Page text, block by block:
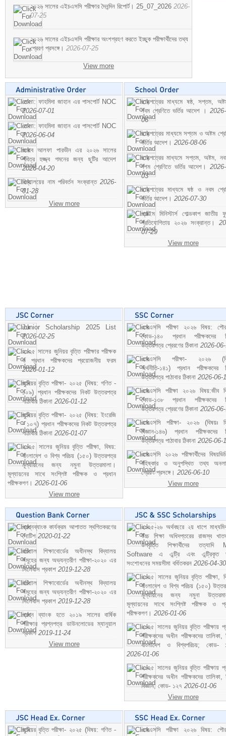
২০২৬ সালের এইচএসসি পরীক্ষার দৈনন্দিন রিপোর্ট। 25_07_2026 2026-
07-25
২০২৬ সালের এইচএসসি পরীক্ষার অংশগ্রহণ করতে ইচ্ছুক পরীক্ষার্থীদের তথ্য
প্রেরণ প্রসঙ্গে। 2026-07-25
View more
মোসা: ফাহমিদা জাহান এর পাসপোর্ট NOC
2026-07-01
মোসা: ফাহমিদা জাহান এর পাসপোর্ট NOC
2026-06-04
জনাব আলফা পারভীন এর ২০২৬ সালের
পবিত্র হজ্জ্ব গমনের জন্য ছুটির আদেশ
2026-04-20
বিদ্যালয়ের নাম পরিবর্তন সংক্রান্ত 2026-
01-28
View more
ছাড়পত্রের মাধ্যমে ষষ্ঠ, সপ্তম,
নবম শ্রেণিতে ভর্তির আদেশ ।
06
ছাড়পত্রের মাধ্যমে সপ্তম ও অষ্টম
ভর্তির আদেশ। 2026-08-06
ছাড়পত্রের মাধ্যমে সপ্তম, অষ্টম,
দশম শ্রেণিতে ভর্তির আদেশ।
03
ছাড়পত্রের মাধ্যমে ষষ্ঠ ও নবম
ভর্তির আদেশ। 2026-07-30
প্রাইম মিনিস্টার্স গোল্ডকাপ জাতীয়
প্রতিযোগিতায় ২০২৬ সংক্রান্ত।
07-29
View more
Junior Scholarship 2025 List
2026-02-25
২০২৫ সালের জুনিয়র বৃত্তি পরীক্ষার পরীক্ষক
ও প্রধান পরীক্ষকদের প্রয়োজনীয় ফরম
2026-01-12
জুনিয়র বৃত্তি পরীক্ষা- ২০২৫ (বিষয়: গণিত -
১০৯) প্রধান পরীক্ষকদের নিকট উত্তরপত্র
পাঠাবার ঠিকানা 2026-01-12
জুনিয়র বৃত্তি পরীক্ষা- ২০২৫ (বিষয়: ইংরেজি
- ১০৭) প্রধান পরীক্ষকদের নিকট উত্তরপত্র
পাঠাবার ঠিকানা 2026-01-07
২০২৫ সালের জুনিয়র বৃত্তি পরীক্ষা, বিষয়:
বাংলাদেশ ও বিশ্ব পরিচয় (১৫০) উত্তরপত্র
মূল্যায়নের জন্য নমুনা উত্তরমালা।
মূল্যায়নের সাথে সংশ্লিষ্ট পরীক্ষক ও প্রধান
পরীক্ষকগণ। 2026-01-06
View more
এসএসসি পরীক্ষা ২০২৬ বিষয়:
কোড-১৪০ প্রধান পরীক্ষকদের
উত্তরপত্র প্রেরণের ঠিকানা 2026-
এসএসসি পরীক্ষা- ২০২৬
অর্থনীতি-১৪১) প্রধান পরীক্ষকদের
উত্তরপত্র পাঠাবার ঠিকানা 2026-06-
এসএসসি পরীক্ষা ২০২৬ বিষয়:জীব
কোড-১৩৮ প্রধান পরীক্ষকদের
উত্তরপত্র প্রেরণের ঠিকানা 2026-
এসএসসি পরীক্ষা- ২০২৬ (বিষয়ঃ
বিজ্ঞান-১৪৬) প্রধান পরীক্ষকদের
উত্তরপত্র পাঠাবার ঠিকানা 2026-06-
এসএসসি ২০২৬ পরীক্ষার্থীদের
বহিষ্কার ও অনুপস্থিত তথ্য
প্রেরণ প্রসঙ্গে। 2026-06-10
View more
প্রশ্নব্যাংক কার্যক্রম আপাতত স্থগিতকরণের
নোটিশ 2020-01-22
বরিশাল শিক্ষাবোর্ডের অধীনস্থ বিদ্যালয়
সমূহের জন্য অভ্যন্তরীণ পরীক্ষা-২০২০ এর
সিলেবাস প্রকাশ 2019-12-28
বরিশাল শিক্ষাবোর্ডের অধীনস্থ বিদ্যালয়
সমূহের জন্য অভ্যন্তরীণ পরীক্ষা-২০২০ এর
সিলেবাস প্রকাশ 2019-12-28
প্রশ্ন ব্যাংক হতে ২০১৯ সালের বার্ষিক
পরীক্ষার প্রশ্নপত্র ডাউনলোডের ম্যানুয়াল
প্রকাশ 2019-11-24
View more
২০২৫-২৬ অর্থবছরে ২য় ধাপে
উচ্চ শিক্ষা অধিদপ্তরের রাজস্ব
উপবৃত্তি শিক্ষার্থীদের তত্যাদি
Software এ এন্ট্রি এবং এন্ট্রিকৃত
সংশোধনের সময়সীমা বর্ধিতকরন 2026-04-30
২০২৫ সালের জুনিয়র বৃত্তি পরীক্ষা,
বাংলাদেশ ও বিশ্ব পরিচয় (১৫০)
মূল্যায়নের জন্য নমুনা
মূল্যায়নের সাথে সংশ্লিষ্ট পরীক্ষক ও
পরীক্ষকগণ। 2026-01-06
২০২৫ সালের জুনিয়র বৃত্তি পরীক্ষায়
পরীক্ষকদের অধীন পরীক্ষকদের তালিকা,
বাংলাদেশ ও বিশ্বপরিচয়; কোড-
2026-01-06
২০২৫ সালের জুনিয়র বৃত্তি পরীক্ষায়
পরীক্ষকদের অধীন পরীক্ষকদের তালিকা,
বিজ্ঞান; কোড- ১২৭ 2026-01-06
View more
জুনিয়র বৃত্তি পরীক্ষা- ২০২৫ (বিষয়: গণিত -
এসএসসি পরীক্ষা ২০২৬ বিষয়: